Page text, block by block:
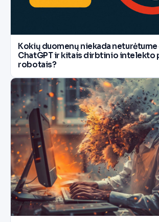
Kokių duomenų niekada
ChatGPT ir kitais dirbtinio intelekto
robotais?